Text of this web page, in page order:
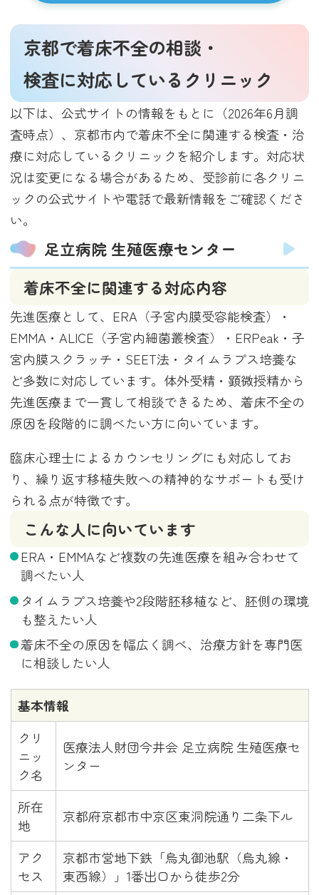
京都で着床不全の相談・
検査に対応しているクリニック
以下は、公式サイトの情報をもとに（2026年6月調
査時点）、京都市内で着床不全に関連する検査・治
療に対応しているクリニックを紹介します。対応状
況は変更になる場合があるため、受診前に各クリニ
ックの公式サイトや電話で最新情報をご確認くださ
い。
足立病院 生殖医療センター
着床不全に関連する対応内容
先進医療として、ERA（子宮内膜受容能検査）・
EMMA・ALICE（子宮内細菌叢検査）・ERPeak・子
宮内膜スクラッチ・SEET法・タイムラプス培養な
ど多数に対応しています。体外受精・顕微授精から
先進医療まで一貫して相談できるため、着床不全の
原因を段階的に調べたい方に向いています。
臨床心理士によるカウンセリングにも対応してお
り、繰り返す移植失敗への精神的なサポートも受け
られる点が特徴です。
こんな人に向いています
ERA・EMMAなど複数の先進医療を組み合わせて
調べたい人
タイムラプス培養や2段階胚移植など、胚側の環境
も整えたい人
着床不全の原因を幅広く調べ、治療方針を専門医
に相談したい人
基本情報
クリ
ニッ
ク名
医療法人財団今井会 足立病院 生殖医療セ
ンター
所在
地
京都府京都市中京区東洞院通り二条下ル
アク
セス
京都市営地下鉄「烏丸御池駅（烏丸線・
東西線）」1番出口から徒歩2分